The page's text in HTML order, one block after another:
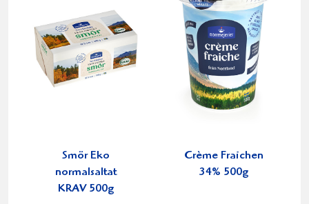
Smör Eko
normalsaltat
KRAV 500g
Crème Fraichen
34% 500g